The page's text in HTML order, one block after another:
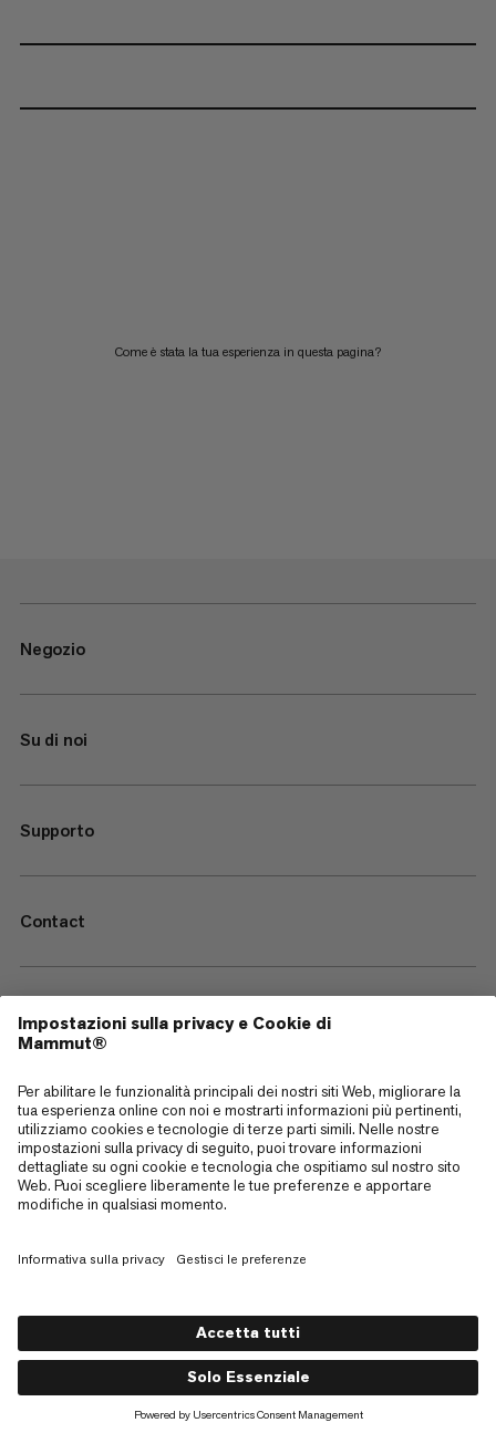
Come è stata la tua esperienza in questa pagina?
Negozio
Su di noi
Supporto
Contact
—
Sitemap
Cookies
Note legali
Politica sulla Privacy dei Dati